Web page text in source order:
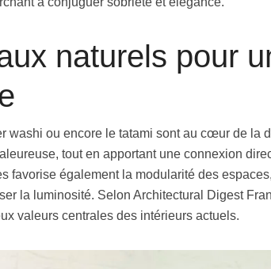
naturels pour
washi ou encore le tatami sont au cœur de la
tout en apportant une connexion
favorise également la modularité des
la luminosité. Selon Architectural Digest
valeurs centrales des intérieurs actuels.